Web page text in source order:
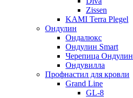
Zissen
KAMI Terra Plegel
Ондулин
Ондалюкс
Ондулин Smart
Черепица Ондулин
Ондувилла
Профнастил для кровли
Grand Line
GL-8